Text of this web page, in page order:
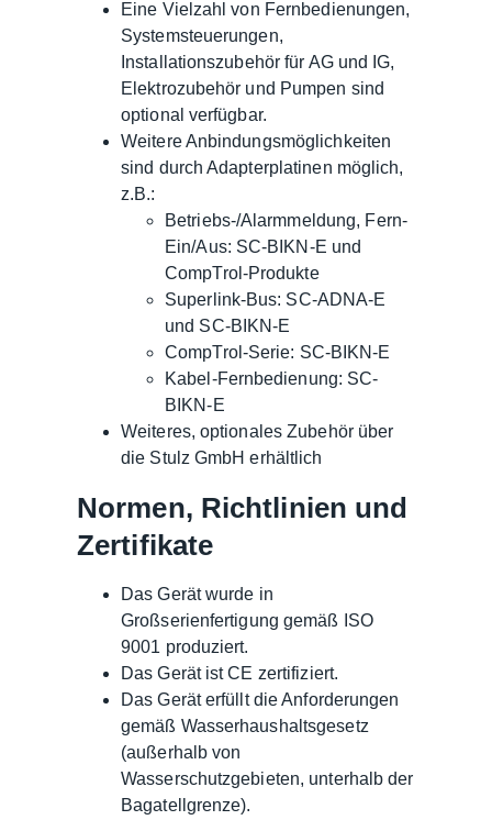
Eine Vielzahl von Fernbedienungen,
Systemsteuerungen,
Installationszubehör für AG und IG,
Elektrozubehör und Pumpen sind
optional verfügbar.
Weitere Anbindungsmöglichkeiten
sind durch Adapterplatinen möglich,
z.B.:
Betriebs-/Alarmmeldung, Fern-
Ein/Aus: SC-BIKN-E und
CompTrol-Produkte
Superlink-Bus: SC-ADNA-E
und SC-BIKN-E
CompTrol-Serie: SC-BIKN-E
Kabel-Fernbedienung: SC-
BIKN-E
Weiteres, optionales Zubehör über
die Stulz GmbH erhältlich
Normen, Richtlinien und
Zertifikate
Das Gerät wurde in
Großserienfertigung gemäß ISO
9001 produziert.
Das Gerät ist CE zertifiziert.
Das Gerät erfüllt die Anforderungen
gemäß Wasserhaushaltsgesetz
(außerhalb von
Wasserschutzgebieten, unterhalb der
Bagatellgrenze).